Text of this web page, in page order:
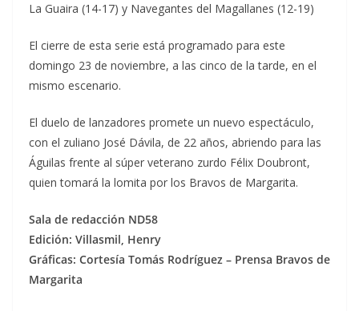
La Guaira (14-17) y Navegantes del Magallanes (12-19)
El cierre de esta serie está programado para este
domingo 23 de noviembre, a las cinco de la tarde, en el
mismo escenario.
El duelo de lanzadores promete un nuevo espectáculo,
con el zuliano José Dávila, de 22 años, abriendo para las
Águilas frente al súper veterano zurdo Félix Doubront,
quien tomará la lomita por los Bravos de Margarita.
Sala de redacción ND58
Edición: Villasmil, Henry
Gráficas: Cortesía Tomás Rodríguez – Prensa Bravos de
Margarita